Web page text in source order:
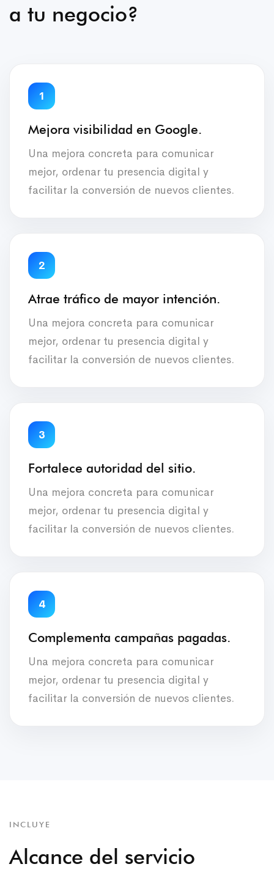
a tu negocio?
1
Mejora visibilidad en Google.
Una mejora concreta para comunicar
mejor, ordenar tu presencia digital y
facilitar la conversión de nuevos clientes.
2
Atrae tráfico de mayor intención.
Una mejora concreta para comunicar
mejor, ordenar tu presencia digital y
facilitar la conversión de nuevos clientes.
3
Fortalece autoridad del sitio.
Una mejora concreta para comunicar
mejor, ordenar tu presencia digital y
facilitar la conversión de nuevos clientes.
4
Complementa campañas pagadas.
Una mejora concreta para comunicar
mejor, ordenar tu presencia digital y
facilitar la conversión de nuevos clientes.
INCLUYE
Alcance del servicio